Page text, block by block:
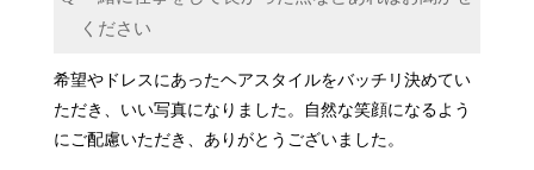
ください
希望やドレスにあったヘアスタイルをバッチリ決めてい
ただき、いい写真になりました。自然な笑顔になるよう
にご配慮いただき、ありがとうございました。